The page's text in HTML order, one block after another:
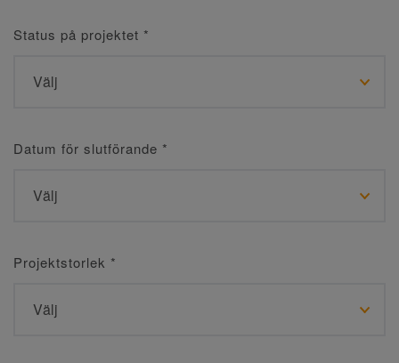
Status på projektet *
Datum för slutförande *
Projektstorlek *